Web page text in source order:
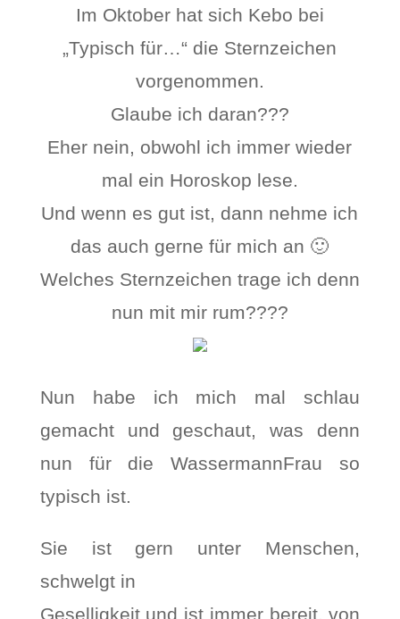
Im Oktober hat sich Kebo bei
„Typisch für…“ die Sternzeichen
vorgenommen.
Glaube ich daran???
Eher nein, obwohl ich immer wieder
mal ein Horoskop lese.
Und wenn es gut ist, dann nehme ich
das auch gerne für mich an 🙂
Welches Sternzeichen trage ich denn
nun mit mir rum????
Nun habe ich mich mal schlau
gemacht und geschaut, was denn
nun für die WassermannFrau so
typisch ist.
Sie ist gern unter Menschen,
schwelgt in
Geselligkeit und ist immer bereit, von